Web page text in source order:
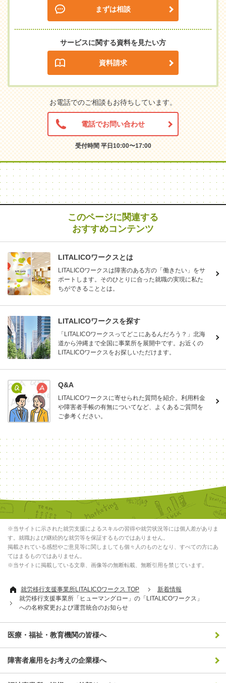
まずは相談
サービスに関する資料を見たい方
資料請求
お電話でのご相談もお待ちしています。
電話でお問い合わせ
受付時間 平日10:00〜17:00
このページに関連する
おすすめコンテンツ
LITALICOワークスとは
LITALICOワークスは障害のある方の「働きたい」をサ
ポートします。そのひとりに合った就職の実現に私た
ちができることとは。
LITALICOワークスを探す
「LITALICOワークスってどこにあるんだろう？」北海
道から沖縄まで全国に事業所を展開中です。お近くの
LITALICOワークスをお探しいただけます。
Q&A
LITALICOワークスに寄せられた質問を紹介。利用料金
や障害者手帳の有無についてなど、よくあるご質問を
ご参考ください。
※当サイトに示された就労支援によるスキルの習得や就労状況等には個人差がありま
す。就職および継続的な就労等を保証するものではありません。
掲載されている感想やご意見等に関しましても個々人のものとなり、すべての方にあ
てはまるものではありません。
※当サイトに掲載している文章、画像等の無断転載、無断引用を禁じています。
就労移行支援事業所LITALICOワークス TOP
新着情報
就労移行支援事業所「ヒューマングロー」の「LITALICOワークス」
への名称変更および運営統合のお知らせ
医療・福祉・教育機関の皆様へ
障害者雇用をお考えの企業様へ